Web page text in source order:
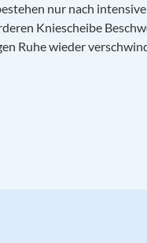
nur nach
Kniescheibe
Ruhe wieder